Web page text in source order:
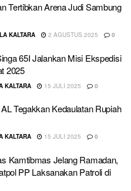
Tertibkan Arena Judi Sambung
KALTARA 2 AGUSTUS 2025 0
65I Jalankan Misi Ekspedisi
2025
KALTARA 15 JULI 2025 0
Tegakkan Kedaulatan Rupiah
KALTARA 15 JULI 2025 0
Kamtibmas Jelang Ramadan,
PP Laksanakan Patroli di